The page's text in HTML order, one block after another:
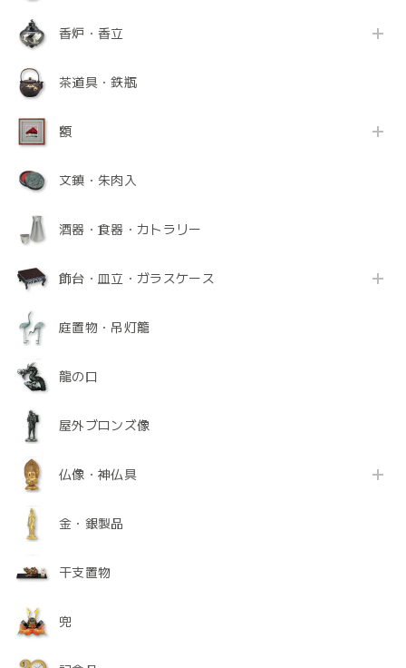
香炉・香立
茶道具・鉄瓶
額
文鎮・朱肉入
酒器・食器・カトラリー
飾台・皿立・ガラスケース
庭置物・吊灯籠
龍の口
屋外ブロンズ像
仏像・神仏具
金・銀製品
干支置物
兜